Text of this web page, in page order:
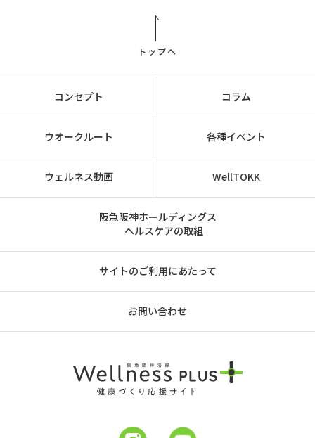
トップへ
コンセプト コラム
ウオークルート 各種イベント
ウェルネス動画 WellTOKK
阪急阪神ホールディングス
ヘルスケアの取組
サイトのご利用にあたって
お問い合わせ